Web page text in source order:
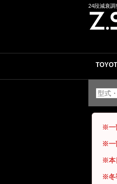
24段減衰
※一
※一
※本
※冬